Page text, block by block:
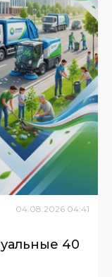
04.08.2026 04:41
40